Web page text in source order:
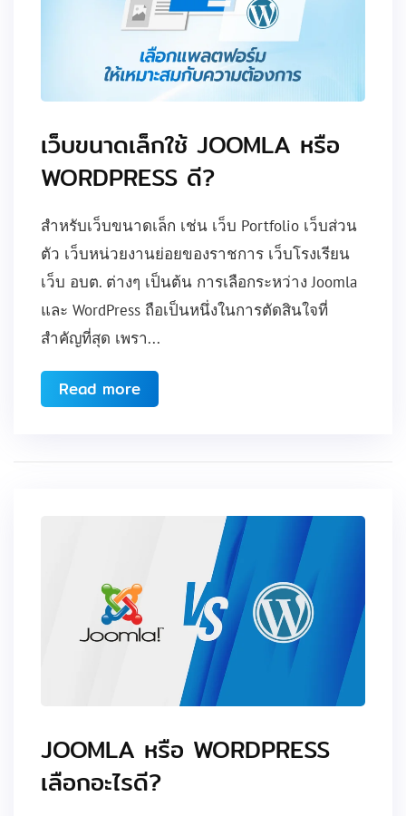
เว็บขนาดเล็กใช้ JOOMLA หรือ
WORDPRESS ดี?
สำหรับเว็บขนาดเล็ก เช่น เว็บ Portfolio เว็บส่วน
ตัว เว็บหน่วยงานย่อยของราชการ เว็บโรงเรียน
เว็บ อบต. ต่างๆ เป็นต้น การเลือกระหว่าง Joomla
และ WordPress ถือเป็นหนึ่งในการตัดสินใจที่
สำคัญที่สุด เพรา...
Read more
JOOMLA หรือ WORDPRESS
เลือกอะไรดี?